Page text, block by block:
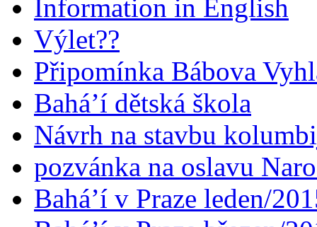
Information in English
Výlet??
Připomínka Bábova
Bahá’í dětská škola
Návrh na stavbu
pozvánka na oslavu
Bahá’í v Praze leden/